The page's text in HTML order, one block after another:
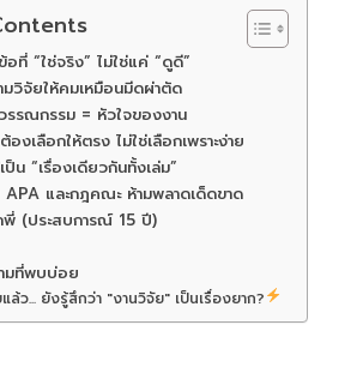
อที่ “ใช่จริง” ไม่ใช่แค่ “ดูดี”
มวิจัยให้คมเหมือนมีดผ่าตัด
รรณกรรม = หัวใจของงาน
งเลือกให้ตรง ไม่ใช่เลือกเพราะง่าย
ป็น “เรื่องเดียวกันทั้งเล่ม”
และกฎคณะ ห้ามพลาดเด็ดขาด
พี่ (ประสบการณ์ 15 ปี)
มที่พบบ่อย
ล้ว... ยังรู้สึกว่า "งานวิจัย" เป็นเรื่องยาก?